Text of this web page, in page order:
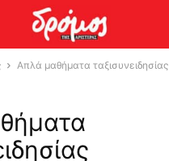
Απλά μαθήματα ταξισυνειδησίας